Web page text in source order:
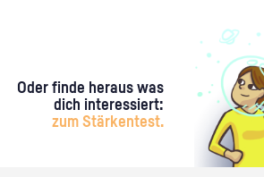
Oder finde heraus was
dich interessiert:
zum Stärkentest.